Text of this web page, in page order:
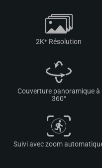
2K⁺ Résolution
Couverture panoramique à
360°
Suivi avec zoom